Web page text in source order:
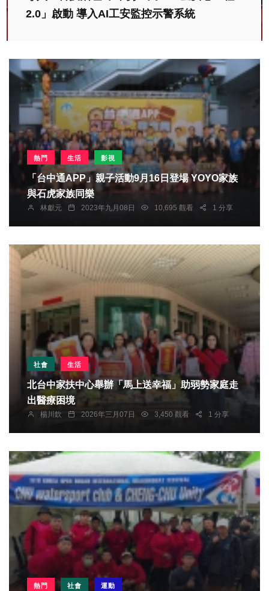
2.0」啟動 導入AI工安監控示警系統
熱門 生活 影視
「台中通APP」親子活動9月16日登場 YOYO家族
與石虎家族同樂
林獻元 2023年九月08日 10,695 觀看 1 分享
社會 生活
北台中家扶中心舉辦「馬上送幸福」助弱勢家庭走
出醫療困境
楊川欽 2026年三月07日 3,450 觀看 1 分享
熱門 社會 運動